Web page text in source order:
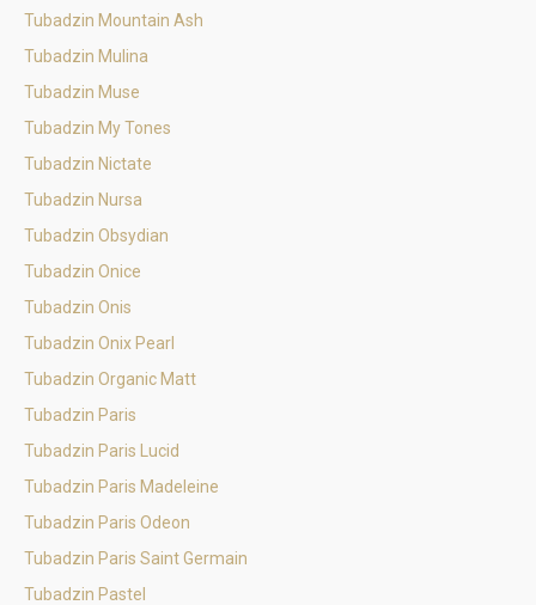
Tubadzin Mountain Ash
Tubadzin Mulina
Tubadzin Muse
Tubadzin My Tones
Tubadzin Nictate
Tubadzin Nursa
Tubadzin Obsydian
Tubadzin Onice
Tubadzin Onis
Tubadzin Onix Pearl
Tubadzin Organic Matt
Tubadzin Paris
Tubadzin Paris Lucid
Tubadzin Paris Madeleine
Tubadzin Paris Odeon
Tubadzin Paris Saint Germain
Tubadzin Pastel